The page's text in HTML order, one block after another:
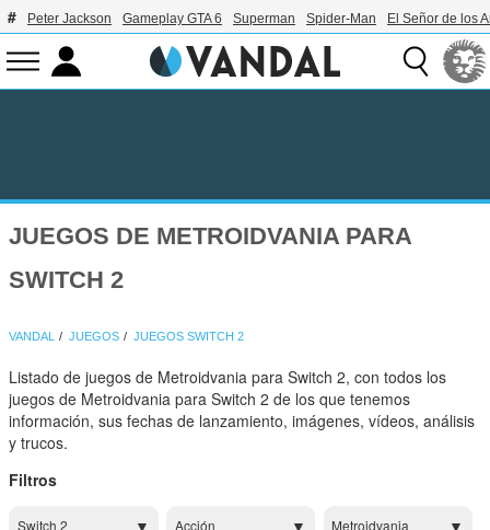
Peter Jackson Gameplay GTA 6 Superman Spider-Man El Señor de los
JUEGOS DE METROIDVANIA PARA
SWITCH 2
VANDAL JUEGOS JUEGOS SWITCH 2
Listado de juegos de Metroidvania para Switch 2, con todos los
juegos de Metroidvania para Switch 2 de los que tenemos
información, sus fechas de lanzamiento, imágenes, vídeos, análisis
y trucos.
Filtros
Switch 2 Acción Metroidvania